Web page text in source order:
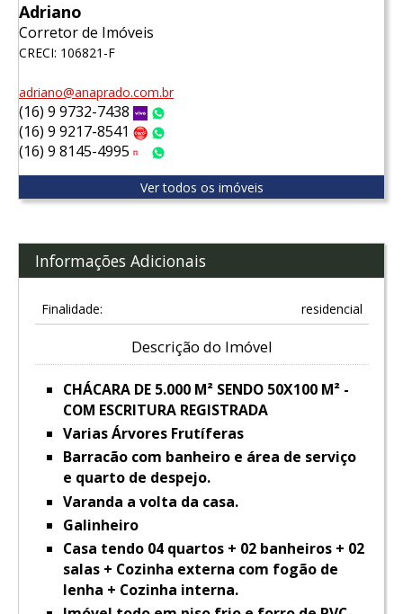
Adriano
Corretor de Imóveis
CRECI: 106821-F
adriano@anaprado.com.br
(16) 9 9732-7438 Vivo
(16) 9 9217-8541 Claro
(16) 9 8145-4995 Tim
Ver todos os imóveis
Informações Adicionais
Finalidade: residencial
Descrição do Imóvel
CHÁCARA DE 5.000 M² SENDO 50X100 M² -
COM ESCRITURA REGISTRADA
Varias Árvores Frutíferas
Barracão com banheiro e área de serviço
e quarto de despejo.
Varanda a volta da casa.
Galinheiro
Casa tendo 04 quartos + 02 banheiros + 02
salas + Cozinha externa com fogão de
lenha + Cozinha interna.